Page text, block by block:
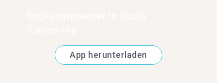
App herunterladen